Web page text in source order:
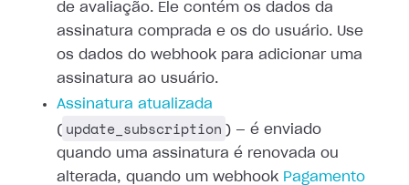
de avaliação. Ele contém os dados da
assinatura comprada e os do usuário. Use
os dados do webhook para adicionar uma
assinatura ao usuário.
Assinatura atualizada
( update_subscription ) — é enviado
quando uma assinatura é renovada ou
alterada, quando um webhook Pagamento